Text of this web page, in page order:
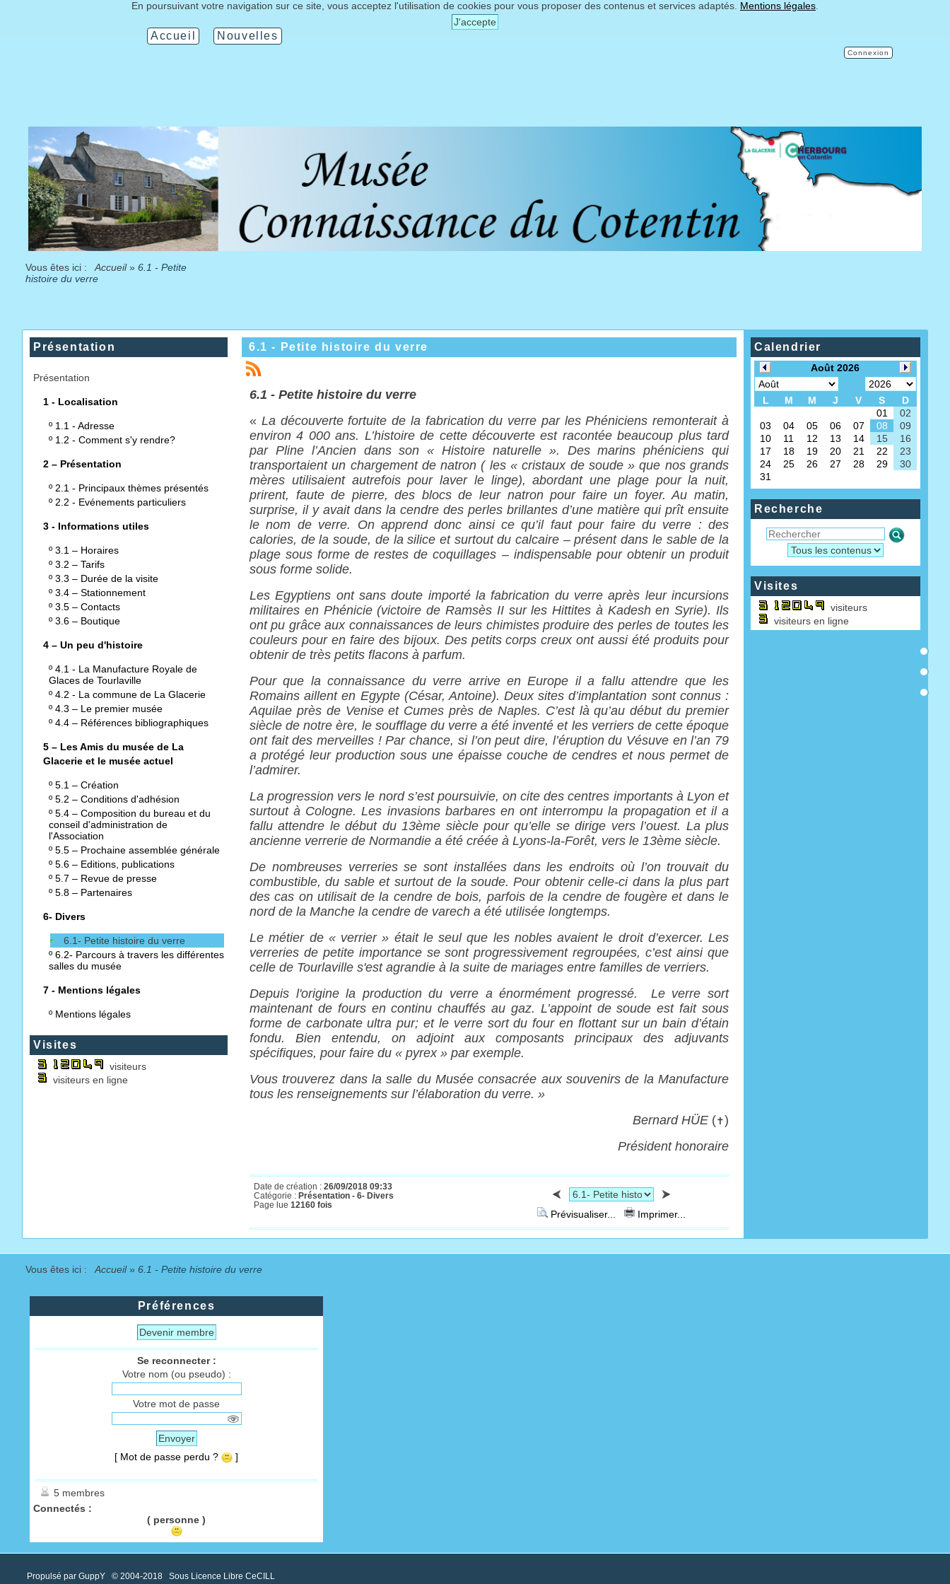
En poursuivant votre navigation sur ce site, vous acceptez l'utilisation de cookies pour vous proposer des contenus et services adaptés. Mentions légales
J'accepte
Accueil
Connexion
Nouvelles
Vous êtes ici : Accueil» 6.1 - Petite
histoire du verre
Présentation
Présentation
1 - Localisation
º 1.1 - Adresse
º 1.2 - Comment s'y rendre?
2 – Présentation
º 2.1 - Principaux thèmes présentés
º 2.2 - Evénements particuliers
3 - Informations utiles
º 3.1 – Horaires
º 3.2 – Tarifs
º 3.3 – Durée de la visite
º 3.4 – Stationnement
º 3.5 – Contacts
º 3.6 – Boutique
4 – Un peu d'histoire
º 4.1 - La Manufacture Royale de
Glaces de Tourlaville
º 4.2 - La commune de La Glacerie
º 4.3 – Le premier musée
º 4.4 – Références bibliographiques
5 – Les Amis du musée de La
Glacerie et le musée actuel
º 5.1 – Création
º 5.2 – Conditions d'adhésion
º 5.4 – Composition du bureau et du
conseil d'administration de
l'Association
º 5.5 – Prochaine assemblée générale
º 5.6 – Editions, publications
º 5.7 – Revue de presse
º 5.8 – Partenaires
6- Divers
6.1- Petite histoire du verre
º 6.2- Parcours à travers les différentes
salles du musée
7 - Mentions légales
º Mentions légales
Visites
visiteurs
visiteurs en ligne
6.1 - Petite histoire du verre
6.1 - Petite histoire du verre
« La découverte fortuite de la fabrication du verre par les Phéniciens remonterait à
environ 4 000 ans. L’histoire de cette découverte est racontée beaucoup plus tard
par Pline l’Ancien dans son « Histoire naturelle ». Des marins phéniciens qui
transportaient un chargement de natron ( les « cristaux de soude» que nos grands
mères utilisaient autrefois pour laver le linge), abordant une plage pour la nuit,
prirent, faute de pierre, des blocs de leur natron pour faire un foyer. Au matin,
surprise, il y avait dans la cendre des perles brillantes d’une matière qui prît ensuite
le nom de verre. On apprend donc ainsi ce qu’il faut pour faire du verre : des
calories, de la soude, de la silice et surtout du calcaire – présent dans le sable de la
plage sous forme de restes de coquillages – indispensable pour obtenir un produit
sous forme solide.
Les Egyptiens ont sans doute importé la fabrication du verre après leur incursions
militaires en Phénicie (victoire de Ramsès II sur les Hittites à Kadesh en Syrie). Ils
ont pu grâce aux connaissances de leurs chimistes produire des perles de toutes les
couleurs pour en faire des bijoux. Des petits corps creux ont aussi été produits pour
obtenir de très petits flacons à parfum.
Pour que la connaissance du verre arrive en Europe il a fallu attendre que les
Romains aillent en Egypte (César, Antoine). Deux sites d’implantation sont connus :
Aquilae près de Venise et Cumes près de Naples. C’est là qu’au début du premier
siècle de notre ère, le soufflage du verre a été inventé et les verriers de cette époque
ont fait des merveilles ! Par chance, si l’on peut dire, l’éruption du Vésuve en l’an 79
a protégé leur production sous une épaisse couche de cendres et nous permet de
l’admirer.
La progression vers le nord s’est poursuivie, on cite des centres importants à Lyon et
surtout à Cologne. Les invasions barbares en ont interrompu la propagation et il a
fallu attendre le début du 13ème siècle pour qu’elle se dirige vers l’ouest. La plus
ancienne verrerie de Normandie a été créée à Lyons-la-Forêt, vers le 13ème siècle.
De nombreuses verreries se sont installées dans les endroits où l’on trouvait du
combustible, du sable et surtout de la soude. Pour obtenir celle-ci dans la plus part
des cas on utilisait de la cendre de bois, parfois de la cendre de fougère et dans le
nord de la Manche la cendre de varech a été utilisée longtemps.
Le métier de « verrier » était le seul que les nobles avaient le droit d’exercer. Les
verreries de petite importance se sont progressivement regroupées, c’est ainsi que
celle de Tourlaville s'est agrandie à la suite de mariages entre familles de verriers.
Depuis l'origine la production du verre a énormément progressé. Le verre sort
maintenant de fours en continu chauffés au gaz. L’appoint de soude est fait sous
forme de carbonate ultra pur; et le verre sort du four en flottant sur un bain d’étain
fondu. Bien entendu, on adjoint aux composants principaux des adjuvants
spécifiques, pour faire du « pyrex » par exemple.
Vous trouverez dans la salle du Musée consacrée aux souvenirs de la Manufacture
tous les renseignements sur l’élaboration du verre. »
Bernard HÜE (✝)
Président honoraire
Date de création : 26/09/2018 09:33
Catégorie : Présentation - 6- Divers
Page lue 12160 fois
Prévisualiser... Imprimer...
Calendrier
Recherche
Visites
visiteurs
visiteurs en ligne
Vous êtes ici : Accueil» 6.1 - Petite histoire du verre
Préférences
Devenir membre
Se reconnecter :
Votre nom (ou pseudo) :
Votre mot de passe
Envoyer
[ Mot de passe perdu ?
]
5 membres
Connectés :
( personne )
Propulsé par GuppY © 2004-2018 Sous Licence Libre CeCILL